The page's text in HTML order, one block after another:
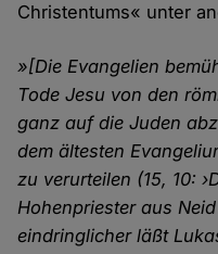
Christentums« unter
»[Die Evangelien
Tode Jesu von den
ganz auf die Juden
dem ältesten
zu verurteilen (15, 10:
Hohenpriester aus
eindringlicher läßt